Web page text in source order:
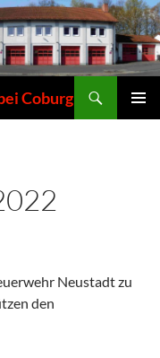
Coburg
Neustadt zu
den